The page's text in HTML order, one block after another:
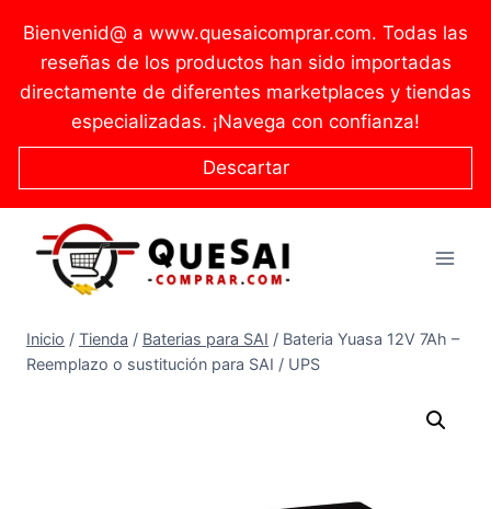
contenido
Bienvenid@ a www.quesaicomprar.com. Todas las
reseñas de los productos han sido importadas
directamente de diferentes marketplaces y tiendas
especializadas. ¡Navega con confianza!
Descartar
Inicio / Tienda / Baterias para SAI / Bateria Yuasa 12V 7Ah –
Reemplazo o sustitución para SAI / UPS